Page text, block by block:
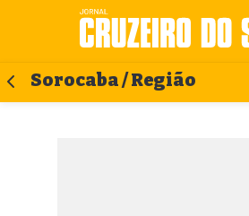
Sorocaba / Região